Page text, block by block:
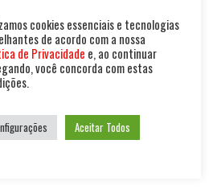
direitos reservados. PIRAMBU NEWS
| CNPJ: 47.694.733/0001-37 R GUILHERME
CEARÁ REDACAO@PIRAMBUNEWS.COM.BR
cookies essenciais e tecnologias
de acordo com a nossa
de Privacidade e, ao continuar
você concorda com estas
Aceitar Todos